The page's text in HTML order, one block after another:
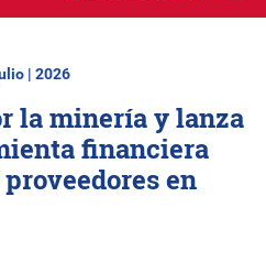
| 2026
la minería y lanza
financiera
en